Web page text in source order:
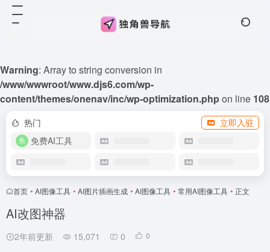
Warning: Array to string conversion in
/www/wwwroot/www.djs6.com/wp-
content/themes/onenav/inc/wp-optimization.phpon line 108
热门
立即入驻
免费AI工具
首页 • AI图像工具 • AI图片插画生成 • AI图像工具 • 常用AI图像工具 • 正文
AI改图神器
2年前更新 15,071 0 0